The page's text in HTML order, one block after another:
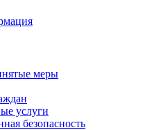
меры
услуги
безопасность